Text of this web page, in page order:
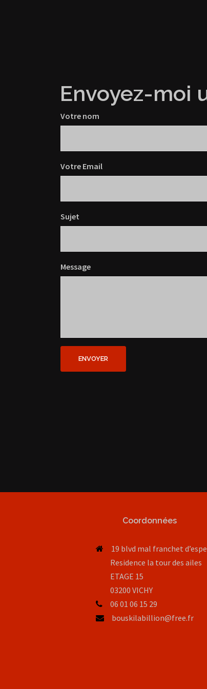
Envoyez-moi
Votre nom
Votre Email
Sujet
Message
Coordonnées
19 blvd mal franchet
Residence la tour des ailes
ETAGE 15
03200 VICHY
06 01 06 15 29
bouskilabillion@free.fr